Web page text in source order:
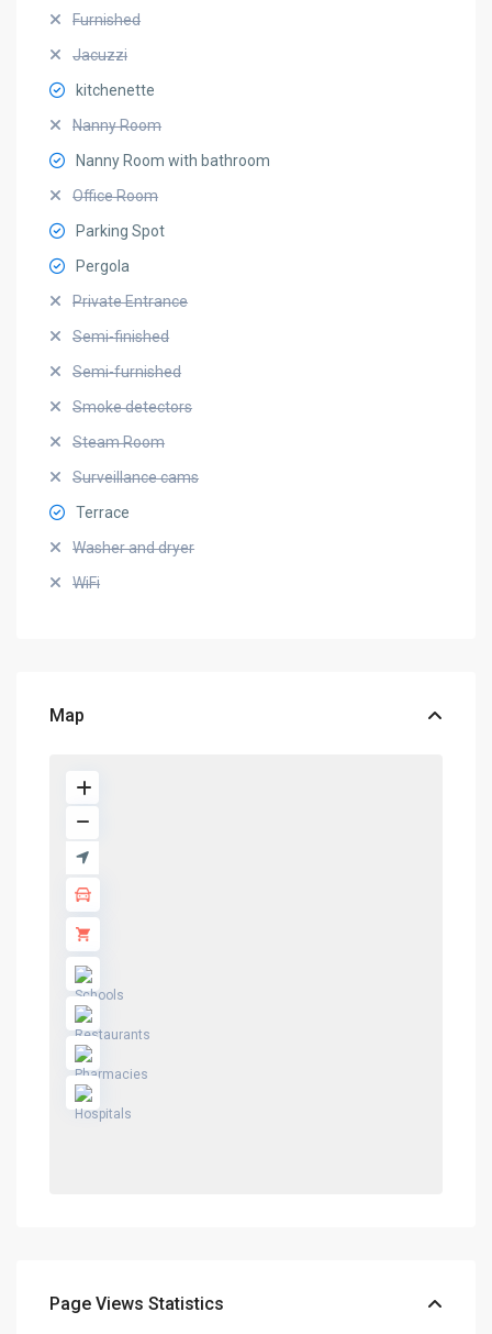
Furnished
Jacuzzi
kitchenette
Nanny Room
Nanny Room with bathroom
Office Room
Parking Spot
Pergola
Private Entrance
Semi-finished
Semi-furnished
Smoke detectors
Steam Room
Surveillance cams
Terrace
Washer and dryer
WiFi
Map
Page Views Statistics